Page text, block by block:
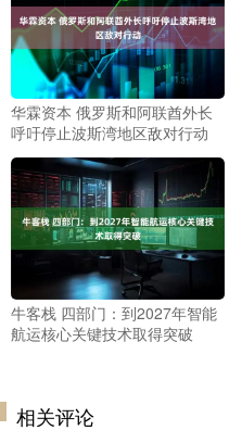
华霖资本 俄罗斯和阿联酋外长
呼吁停止波斯湾地区敌对行动
牛客栈 四部门：到2027年智能
航运核心关键技术取得突破
相关评论